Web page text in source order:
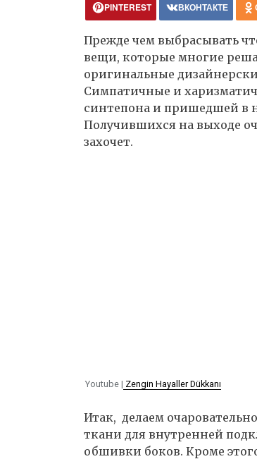
PINTEREST ВКОНТАКТЕ
Прежде чем выбрасывать
вещи, которые многие
оригинальные
Симпатичные и
синтепона и пришедшей в
Получившихся на выходе
захочет.
Youtube | Zengin Hayaller Dükkanı
Итак, делаем
ткани для внутренней
обшивки боков. Кроме